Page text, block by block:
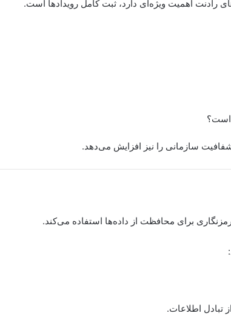
رادنت اهمیت ویژه‌ای دارد، ثبت کامل رویدادها است.
است؟
سازمانی را نیز افزایش می‌دهد.
برای محافظت از داده‌ها استفاده می‌کند.